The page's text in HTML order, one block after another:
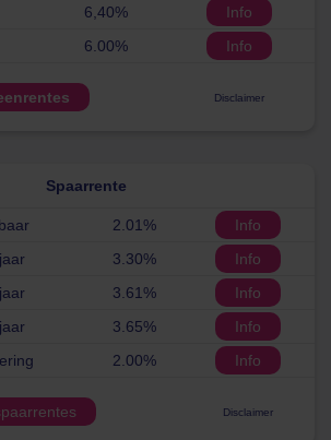
6,40%
Info
6.00% Info
Disclaimer
Spaarrente
2.01%
Info
3.30%
Info
3.61%
Info
3.65%
Info
2.00% Info
Disclaimer